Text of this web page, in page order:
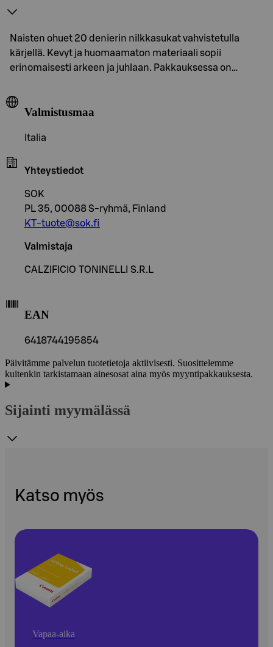
Naisten ohuet 20 denierin nilkkasukat vahvistetulla
kärjellä. Kevyt ja huomaamaton materiaali sopii
erinomaisesti arkeen ja juhlaan. Pakkauksessa on…
Valmistusmaa
Italia
Yhteystiedot
SOK
PL 35, 00088 S-ryhmä, Finland
KT-tuote@sok.fi
Valmistaja
CALZIFICIO TONINELLI S.R.L
EAN
6418744195854
Päivitämme palvelun tuotetietoja aktiivisesti. Suosittelemme
kuitenkin tarkistamaan ainesosat aina myös myyntipakkauksesta.
Sijainti myymälässä
Katso myös
Vapaa-aika